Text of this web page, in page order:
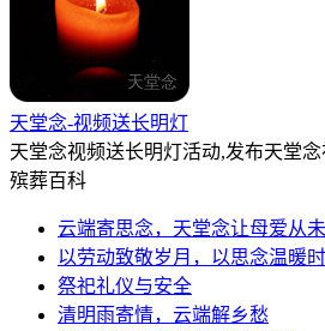
天堂念-视频送长明灯
天堂念视频送长明灯活动,发布天堂
殡葬百科
云端寄思念，天堂念让母爱从
以劳动致敬岁月，以思念温暖
祭祀礼仪与安全
清明雨寄情，云端解乡愁